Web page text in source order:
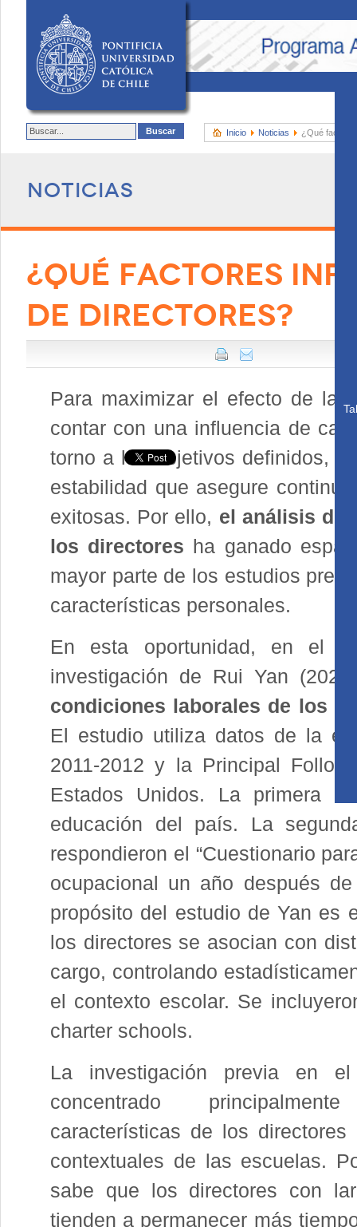
Inicio Noticias ¿Qué
Noticias
¿QUÉ FACTORES
DE DIRECTORES?
Para maximizar el efecto de
contar con una influencia de
torno a los objetivos definidos,
estabilidad que asegure
exitosas. Por ello, el análisis de
los directores ha ganado
mayor parte de los estudios
características personales.
En esta oportunidad, en el
investigación de Rui Yan
condiciones laborales de los
El estudio utiliza datos de la
2011-2012 y la Principal
Estados Unidos. La primera
educación del país. La
respondieron el “Cuestionario
ocupacional un año después
propósito del estudio de Yan es
los directores se asocian con
cargo, controlando
el contexto escolar. Se
charter schools.
La investigación previa en
concentrado
características de los
contextuales de las escuelas.
sabe que los directores con
tienden a permanecer más